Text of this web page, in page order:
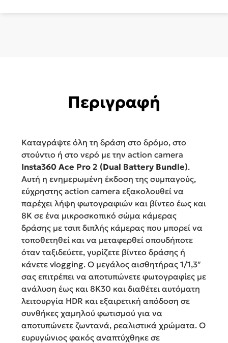
ποσότητα
Περιγραφή
Καταγράψτε όλη τη δράση στο δρόμο, στο
στούντιο ή στο νερό με την action camera
Insta360 Ace Pro 2 (Dual Battery Bundle).
Αυτή η ενημερωμένη έκδοση της συμπαγούς,
εύχρηστης action camera εξακολουθεί να
παρέχει λήψη φωτογραφιών και βίντεο έως και
8K σε ένα μικροσκοπικό σώμα κάμερας
δράσης με τσιπ διπλής κάμερας που μπορεί να
τοποθετηθεί και να μεταφερθεί οπουδήποτε
όταν ταξιδεύετε, γυρίζετε βίντεο δράσης ή
κάνετε vlogging. Ο μεγάλος αισθητήρας 1/1,3″
σας επιτρέπει να αποτυπώνετε φωτογραφίες με
ανάλυση έως και 8K30 και διαθέτει αυτόματη
λειτουργία HDR και εξαιρετική απόδοση σε
συνθήκες χαμηλού φωτισμού για να
αποτυπώνετε ζωντανά, ρεαλιστικά χρώματα. Ο
ευρυγώνιος φακός αναπτύχθηκε σε